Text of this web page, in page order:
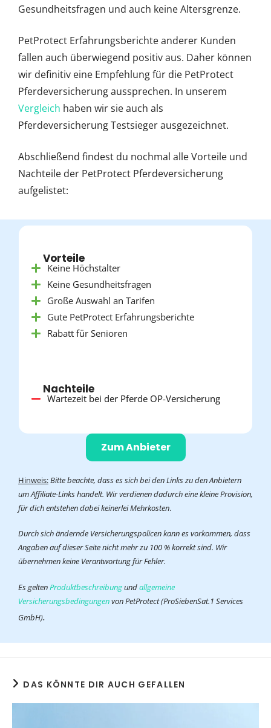
Gesundheitsfragen und auch keine Altersgrenze.
PetProtect Erfahrungsberichte anderer Kunden
fallen auch überwiegend positiv aus. Daher können
wir definitiv eine Empfehlung für die PetProtect
Pferdeversicherung aussprechen. In unserem
Vergleich haben wir sie auch als
Pferdeversicherung Testsieger ausgezeichnet.
Abschließend findest du nochmal alle Vorteile und
Nachteile der PetProtect Pferdeversicherung
aufgelistet:
Vorteile
Keine Höchstalter
Keine Gesundheitsfragen
Große Auswahl an Tarifen
Gute PetProtect Erfahrungsberichte
Rabatt für Senioren
Nachteile
Wartezeit bei der Pferde OP-Versicherung
Zum Anbieter
Hinweis:Bitte beachte, dass es sich bei den Links zu den Anbietern
um Affiliate-Links handelt. Wir verdienen dadurch eine kleine Provision,
für dich entstehen dabei keinerlei Mehrkosten.
Durch sich ändernde Versicherungspolicen kann es vorkommen, dass
Angaben auf dieser Seite nicht mehr zu 100 % korrekt sind. Wir
übernehmen keine Verantwortung für Fehler.
Es geltenProduktbeschreibungundallgemeine
Versicherungsbedingungenvon PetProtect (ProSiebenSat.1 Services
GmbH).
DAS KÖNNTE DIR AUCH GEFALLEN